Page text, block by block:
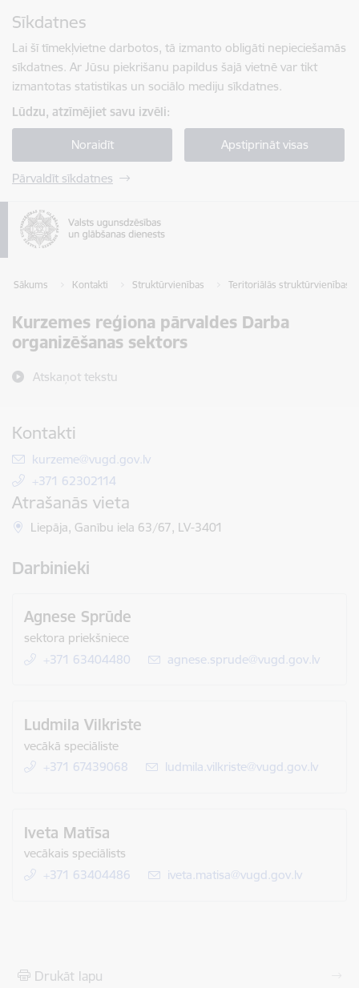
Sīkdatnes
Lai šī tīmekļvietne darbotos, tā izmanto obligāti nepieciešamās
sīkdatnes. Ar Jūsu piekrišanu papildus šajā vietnē var tikt
izmantotas statistikas un sociālo mediju sīkdatnes.
Lūdzu, atzīmējiet savu izvēli:
Noraidīt Apstiprināt visas
Pārvaldīt sīkdatnes
Sākums Kontakti Struktūrvienības Teritoriālās struktūrvienības
Kurzemes reģiona pārvaldes Darba
organizēšanas sektors
Atskaņot tekstu
Kontakti
E-pasts:
kurzeme@vugd.gov.lv
+371 62302114
Atrašanās vieta
Liepāja, Ganību iela 63/67, LV-3401
Darbinieki
Agnese Sprūde
sektora priekšniece
+371 63404480
E-pasts:
agnese.sprude@vugd.gov.lv
Ludmila Vilkriste
vecākā speciāliste
+371 67439068
E-pasts:
ludmila.vilkriste@vugd.gov.lv
Iveta Matīsa
vecākais speciālists
+371 63404486
E-pasts:
iveta.matisa@vugd.gov.lv
Drukāt lapu